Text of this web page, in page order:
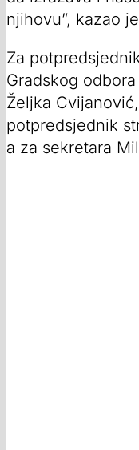
njihovu”, kazao
Za
Gradskog
Željka
potpredsjednik
a za sekretara